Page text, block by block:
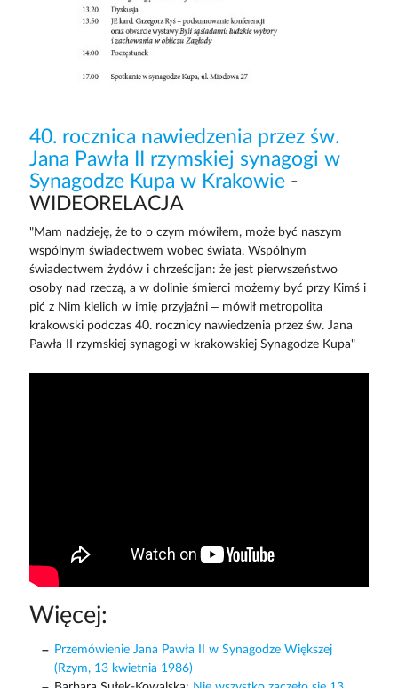
40. rocznica nawiedzenia przez św.
Jana Pawła II rzymskiej synagogi w
Synagodze Kupa w Krakowie-
WIDEORELACJA
"Mam nadzieję, że to o czym mówiłem, może być naszym
wspólnym świadectwem wobec świata. Wspólnym
świadectwem żydów i chrześcijan: że jest pierwszeństwo
osoby nad rzeczą, a w dolinie śmierci możemy być przy Kimś i
pić z Nim kielich w imię przyjaźni – mówił metropolita
krakowski podczas 40. rocznicy nawiedzenia przez św. Jana
Pawła II rzymskiej synagogi w krakowskiej Synagodze Kupa"
Więcej:
Przemówienie Jana Pawła II w Synagodze Większej
(Rzym, 13 kwietnia 1986)